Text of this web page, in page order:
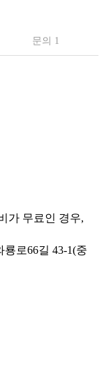
문의 1
가 무료인 경우,
룡로66길 43-1(중